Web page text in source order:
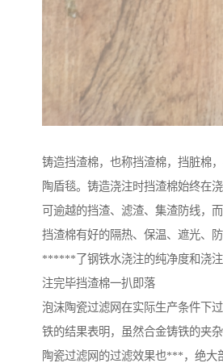
铸造挡渣棉，也称挡渣棉，挡脏棉，
陶盾毯。铸造浇注时挡渣棉始终在
可逾越的挡渣、滤渣、集渣防线，
挡渣棉有好的隔热、保温、遮光、
******了钢铁水浇注的纯净度和浇
注完毕挡渣棉一扒即落
泡沫陶瓷过滤网在实际生产条件下
铁的结果表明，虽然合金铸铁的夹
陶瓷过滤网的过滤效果也***，绝大